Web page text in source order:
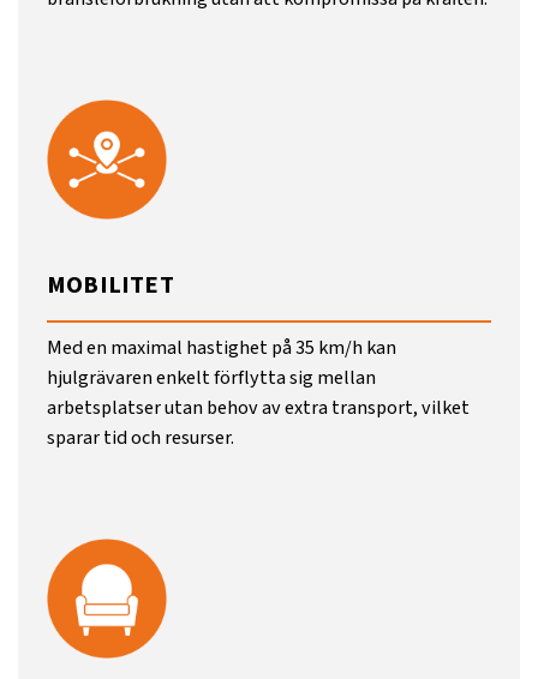
MOBILITET
Med en maximal hastighet på 35 km/h kan
hjulgrävaren enkelt förflytta sig mellan
arbetsplatser utan behov av extra transport, vilket
sparar tid och resurser.